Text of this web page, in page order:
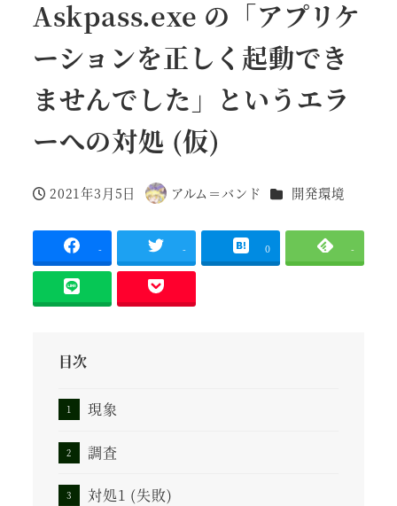
Askpass.exe の「アプリケ
ーションを正しく起動でき
ませんでした」というエラ
ーへの対処 (仮)
投稿日
2021年3月5日
著
アルム＝バンド カテゴリー
開発環境
- - 0 -
目次
現象
調査
対処1 (失敗)